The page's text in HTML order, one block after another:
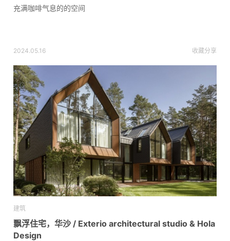
充满咖啡气息的的空间
2024.05.16 收藏分享
建筑
飘浮住宅，华沙 / Exterio architectural studio & Hola
Design